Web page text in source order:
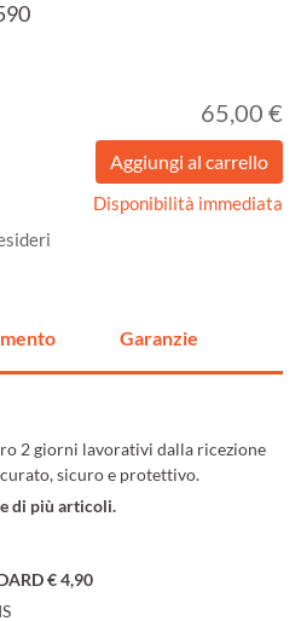
65,00 €
Disponibilità immediata
Garanzie
2 giorni lavorativi dalla ricezione
sicuro e protettivo.
di più articoli.
€ 4,90